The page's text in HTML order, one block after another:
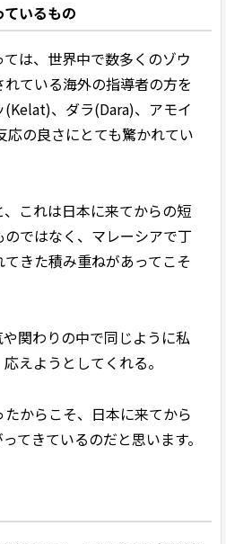
いるもの
は、世界中で数多くのゾウ
ている海外の指導者の方を
、ダラ(Dara)、アモイ
の良さにとても驚かれてい
これは日本に来てからの短
ではなく、マレーシアで丁
きた積み重ねがあってこそ
関わりの中で同じように私
えようとしてくれる。
からこそ、日本に来てから
てきているのだと思います。